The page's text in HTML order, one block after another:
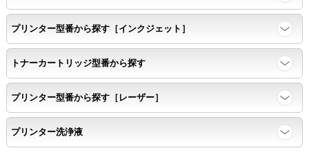
プリンター型番から探す［インクジェット］
トナーカートリッジ型番から探す
プリンター型番から探す［レーザー］
プリンター洗浄液